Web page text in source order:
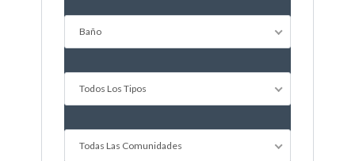
Baño
Todos Los Tipos
Todas Las Comunidades